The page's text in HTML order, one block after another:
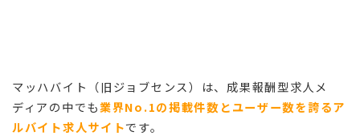
マッハバイト（旧ジョブセンス）は、成果報酬型求人メ
ディアの中でも業界No.1の掲載件数とユーザー数を誇るア
ルバイト求人サイトです。